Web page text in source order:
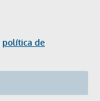
política de